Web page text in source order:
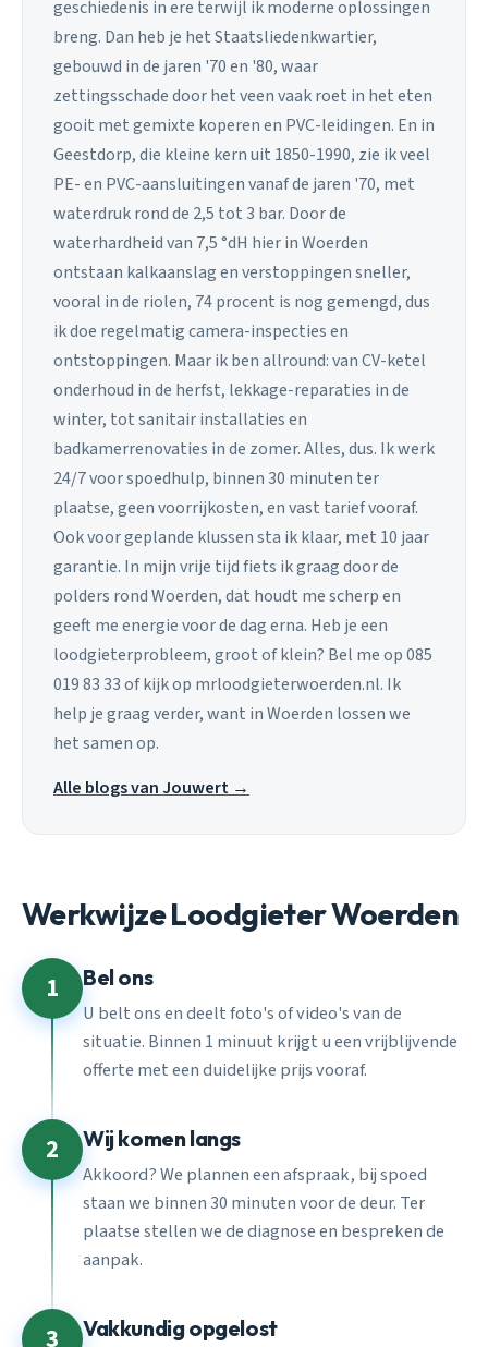
geschiedenis in ere terwijl ik moderne oplossingen
breng. Dan heb je het Staatsliedenkwartier,
gebouwd in de jaren '70 en '80, waar
zettingsschade door het veen vaak roet in het eten
gooit met gemixte koperen en PVC-leidingen. En in
Geestdorp, die kleine kern uit 1850-1990, zie ik veel
PE- en PVC-aansluitingen vanaf de jaren '70, met
waterdruk rond de 2,5 tot 3 bar. Door de
waterhardheid van 7,5 °dH hier in Woerden
ontstaan kalkaanslag en verstoppingen sneller,
vooral in de riolen, 74 procent is nog gemengd, dus
ik doe regelmatig camera-inspecties en
ontstoppingen. Maar ik ben allround: van CV-ketel
onderhoud in de herfst, lekkage-reparaties in de
winter, tot sanitair installaties en
badkamerrenovaties in de zomer. Alles, dus. Ik werk
24/7 voor spoedhulp, binnen 30 minuten ter
plaatse, geen voorrijkosten, en vast tarief vooraf.
Ook voor geplande klussen sta ik klaar, met 10 jaar
garantie. In mijn vrije tijd fiets ik graag door de
polders rond Woerden, dat houdt me scherp en
geeft me energie voor de dag erna. Heb je een
loodgieterprobleem, groot of klein? Bel me op 085
019 83 33 of kijk op mrloodgieterwoerden.nl. Ik
help je graag verder, want in Woerden lossen we
het samen op.
Alle blogs van Jouwert →
Werkwijze Loodgieter Woerden
1 Bel ons
U belt ons en deelt foto's of video's van de
situatie. Binnen 1 minuut krijgt u een vrijblijvende
offerte met een duidelijke prijs vooraf.
2 Wij komen langs
Akkoord? We plannen een afspraak, bij spoed
staan we binnen 30 minuten voor de deur. Ter
plaatse stellen we de diagnose en bespreken de
aanpak.
3 Vakkundig opgelost